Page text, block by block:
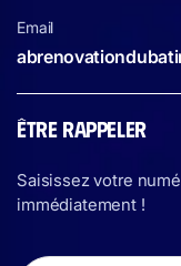
Email
ÊTRE RAPPELER
Saisissez votre
immédiatement !